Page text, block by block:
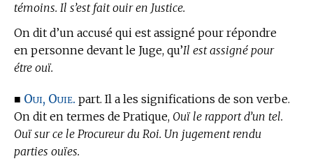
témoins. Il s’est fait ouir en Justice.
On dit d’un accusé qui est assigné pour répondre
en personne devant le Juge, qu’Il est assigné pour
étre ouï.
■ Oui, Ouie. part. Il a les significations de son verbe.
On dit en termes de Pratique, Ouï le rapport d’un tel.
Ouï sur ce le Procureur du Roi. Un jugement rendu
parties ouïes.